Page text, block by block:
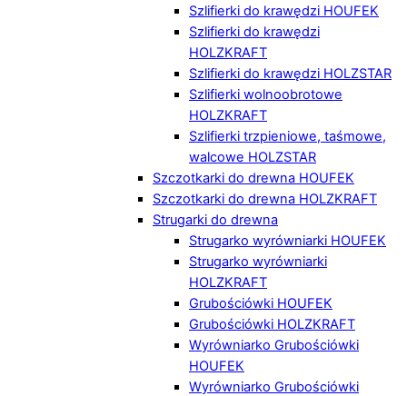
Szlifierki do krawędzi HOUFEK
Szlifierki do krawędzi
HOLZKRAFT
Szlifierki do krawędzi HOLZSTAR
Szlifierki wolnoobrotowe
HOLZKRAFT
Szlifierki trzpieniowe, taśmowe,
walcowe HOLZSTAR
Szczotkarki do drewna HOUFEK
Szczotkarki do drewna HOLZKRAFT
Strugarki do drewna
Strugarko wyrówniarki HOUFEK
Strugarko wyrówniarki
HOLZKRAFT
Grubościówki HOUFEK
Grubościówki HOLZKRAFT
Wyrówniarko Grubościówki
HOUFEK
Wyrówniarko Grubościówki